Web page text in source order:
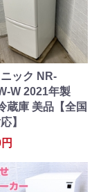
ック NR-
W 2021年製
蔵庫 美品【全国
】